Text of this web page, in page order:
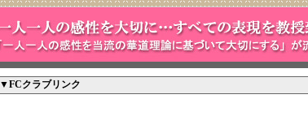
▼FCクラブリンク